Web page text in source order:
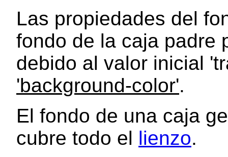
Las propiedades del
fondo de la caja padre
debido al valor inicial
'background-color'.
El fondo de una caja
cubre todo el lienzo.